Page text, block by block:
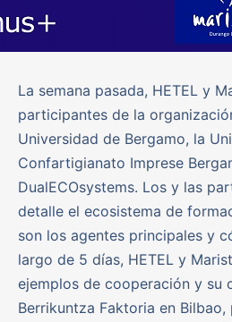
La semana pasada, HETEL y
participantes de la
Universidad de Bergamo, la
Confartigianato Imprese
DualECOsystems. Los y las
detalle el ecosistema de
son los agentes principales y
largo de 5 días, HETEL y
ejemplos de cooperación y su
Berrikuntza Faktoria en